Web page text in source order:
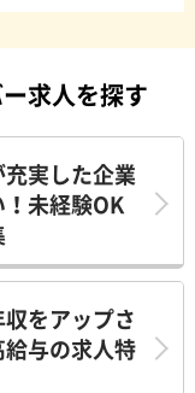
求人を探す
実した企業
未経験OK
をアップさ
与の求人特